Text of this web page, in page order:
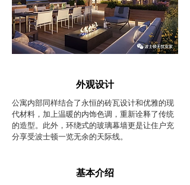
外观设计
公寓内部同样结合了永恒的砖瓦设计和优雅的现
代材料，加上温暖的内饰色调，重新诠释了传统
的造型。此外，环绕式的玻璃幕墙更是让住户充
分享受波士顿一览无余的天际线。
基本介绍